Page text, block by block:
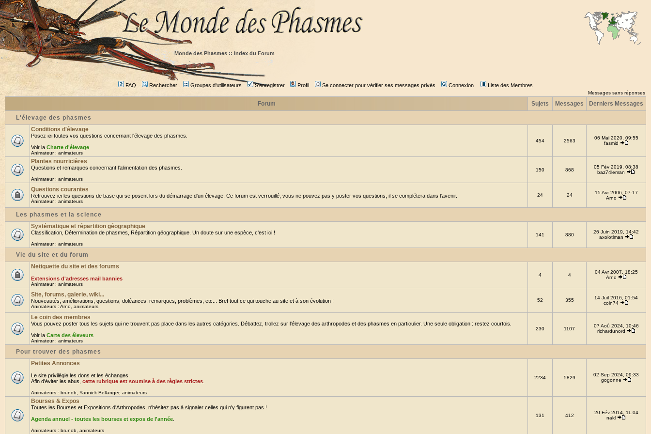
Monde des Phasmes :: Index du Forum
FAQ Rechercher Groupes d'utilisateurs S'enregistrer Profil Se connecter pour vérifier ses messages privés Connexion Liste des Membres
Messages sans réponses
Forum Sujets Messages Derniers Messages
L'élevage des phasmes
Conditions d'élevage
Posez ici toutes vos questions concernant l'élevage des phasmes.
Voir la Charte d'élevage
Animateur : animateurs
454 2563
06 Mai 2020, 09:55
fasmid
Plantes nourricières
Questions et remarques concernant l'alimentation des phasmes.
Animateur : animateurs
150 868
05 Fév 2019, 08:38
baz74leman
Questions courantes
Retrouvez ici les questions de base qui se posent lors du démarrage d'un élevage. Ce forum est verrouillé, vous ne pouvez pas y poster vos questions, il se complétera dans l'avenir.
Animateur : animateurs
24 24
15 Avr 2006, 07:17
Arno
Les phasmes et la science
Systématique et répartition géographique
Classification, Détermination de phasmes, Répartition géographique. Un doute sur une espèce, c'est ici !
Animateur : animateurs
141 880
26 Juin 2019, 14:42
axolotlman
Vie du site et du forum
Netiquette du site et des forums
Extensions d'adresses mail bannies
Animateur : animateurs
4 4
04 Avr 2007, 18:25
Arno
Site, forums, galerie, wiki...
Nouveautés, améliorations, questions, doléances, remarques, problèmes, etc... Bref tout ce qui touche au site et à son évolution !
Animateurs : Arno animateurs
52 355
14 Juil 2016, 01:54
coin74
Le coin des membres
Vous pouvez poster tous les sujets qui ne trouvent pas place dans les autres catégories. Débattez, trollez sur l'élevage des arthropodes et des phasmes en particulier. Une seule obligation : restez courtois.
Voir la Carte des éleveurs
Animateur : animateurs
230 1107
07 Aoû 2024, 10:46
richardunord
Pour trouver des phasmes
Petites Annonces
Le site privilègie les dons et les échanges.
Afin d'éviter les abus, cette rubrique est soumise à des règles strictes
Animateurs : brunob Yannick Bellanger, animateurs
2234 5829
02 Sep 2024, 09:33
gogonne
Bourses & Expos
Toutes les Bourses et Expositions d'Arthropodes, n'hésitez pas à signaler celles qui n'y figurent pas !
Agenda annuel - toutes les bourses et expos de l'année
Animateurs : brunob animateurs
131 412
20 Fév 2014, 11:04
nakl